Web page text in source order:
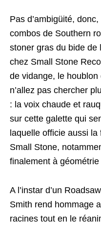
Pas d’ambigüité,
combos de Southern
stoner gras du bide de
chez Small Stone
de vidange, le
n’allez pas chercher
: la voix chaude et
sur cette galette qui
laquelle officie aussi
Small Stone,
finalement à
A l’instar d’un
Smith rend hommage
racines tout en le